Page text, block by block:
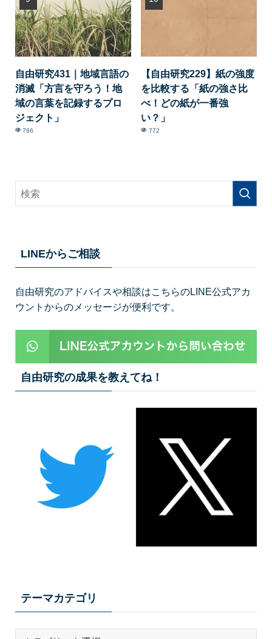
自由研究431｜地域言語の
消滅「方言を守ろう！地
域の言葉を記録するプロ
ジェクト」
786
【自由研究229】紙の強度
を比較する「紙の強さ比
べ！どの紙が一番強
い？」
772
LINEからご相談
自由研究のアドバイスや相談はこちらのLINE公式アカ
ウントからのメッセージが便利です。
自由研究の成果を教えてね！
テーマカテゴリ